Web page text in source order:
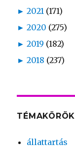
► 2021 (171)
► 2020 (275)
► 2019 (182)
► 2018 (237)
TÉMAKÖRÖK
állattartás